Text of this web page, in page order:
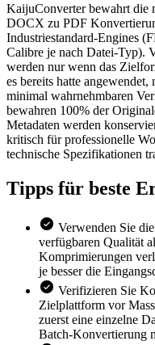
KaijuConverter bewahrt die
DOCX zu PDF
Industriestandard-Engines
Calibre je nach Datei-Typ).
werden nur wenn das
es bereits hatte
minimal wahrnehmbaren
bewahren 100% der
Metadaten werden
kritisch für professionelle
technische Spezifikationen
Tipps für beste
Verwenden Sie
verfügbaren Qualität
Komprimierungen
je besser die
Verifizieren Sie
Zielplattform vor
zuerst eine einzelne
Batch-Konvertierung